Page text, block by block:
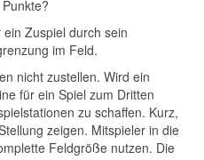
Zuspiel durch sein
im Feld.
nicht zustellen. Wird ein
für ein Spiel zum Dritten
zu schaffen. Kurz,
zeigen. Mitspieler in die
Feldgröße nutzen. Die